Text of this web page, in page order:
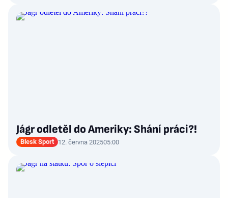
Jágr odletěl do Ameriky: Shání práci?!
Blesk Sport 12. června 202505:00